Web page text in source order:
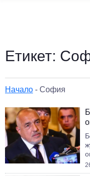
Етикет:
Начало - София